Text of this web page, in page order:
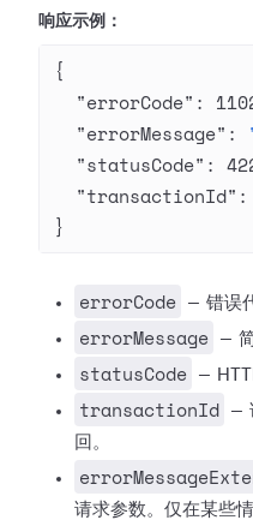
响应示例：
{
  "errorCode"
:
  "errorMessage"
:
  "statusCode"
:
  "transactionId"
:
}
errorCode — 错误
errorMessage —
statusCode —
transactionId
—
回。
请求参数。仅在某些情